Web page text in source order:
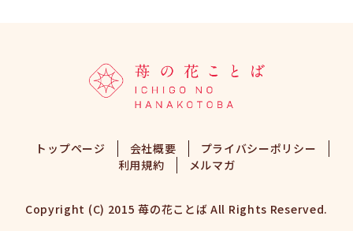
トップページ 会社概要
プライバシーポリシー
利用規約
メルマガ
Copyright (C) 2015 苺の花ことば All Rights Reserved.